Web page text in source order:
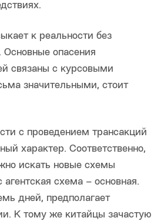
к реальности без
Основные опасения
связаны с курсовыми
значительными, стоит
с проведением трансакций
характер. Соответственно,
искать новые схемы
схема – основная.
дней, предполагает
К тому же китайцы зачастую